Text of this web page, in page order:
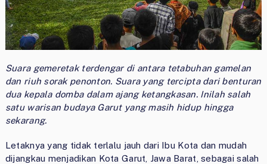
Suara gemeretak terdengar di antara tetabuhan gamelan
dan riuh sorak penonton. Suara yang tercipta dari benturan
dua kepala domba dalam ajang ketangkasan. Inilah salah
satu warisan budaya Garut yang masih hidup hingga
sekarang.
Letaknya yang tidak terlalu jauh dari Ibu Kota dan mudah
dijangkau menjadikan Kota Garut, Jawa Barat, sebagai salah